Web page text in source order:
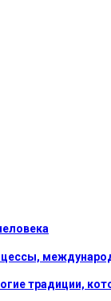
традиции,